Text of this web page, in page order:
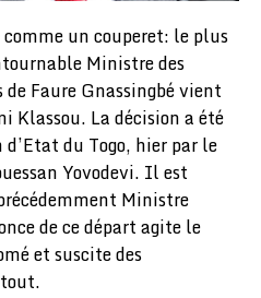
un couperet: le plus
Ministre des
Faure Gnassingbé vient
Klassou. La décision a été
du Togo, hier par le
Yovodevi. Il est
Ministre
de ce départ agite le
et suscite des